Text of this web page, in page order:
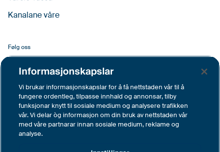
Kanalane våre
Følg oss
LinkedIn
YouTube
Instagram
Vimeo
Informasjonskapslar
Vi brukar informasjonskapslar for å få nettstaden vår til å
fungere ordentleg, tilpasse innhald og annonsar, tilby
funksjonar knytt til sosiale medium og analysere trafikken
vår. Vi delar òg informasjon om din bruk av nettstaden vår
med våre partnarar innan sosiale medium, reklame og
analyse.